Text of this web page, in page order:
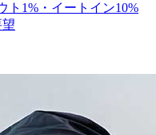
ト1%・イートイン10%